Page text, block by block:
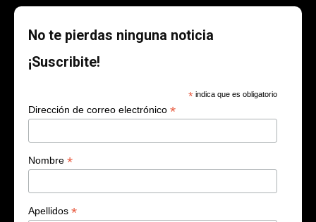
No te pierdas ninguna noticia
¡Suscribite!
* indica que es obligatorio
Dirección de correo electrónico *
Nombre *
Apellidos *